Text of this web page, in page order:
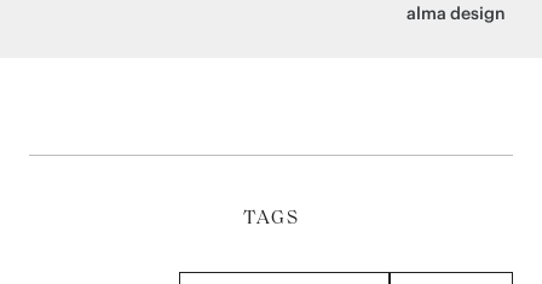
alma design
TAGS